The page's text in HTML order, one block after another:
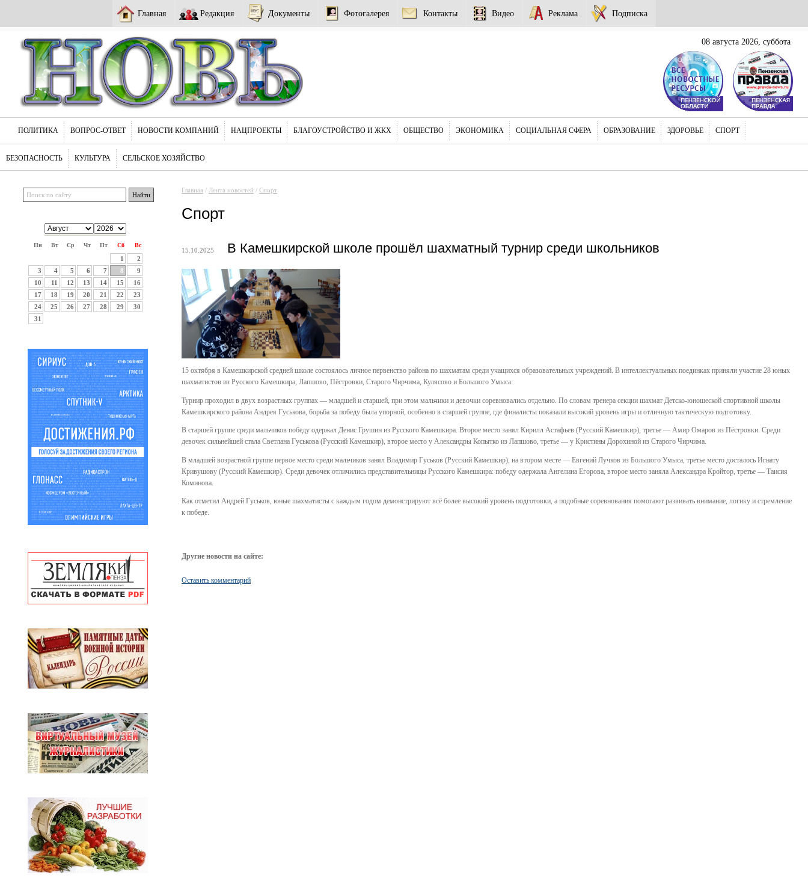
Главная Редакция Документы Фотогалерея Контакты Видео Реклама Подписка
08 августа 2026, суббота
ПОЛИТИКА ВОПРОС-ОТВЕТ НОВОСТИ КОМПАНИЙ НАЦПРОЕКТЫ БЛАГОУСТРОЙСТВО И ЖКХ ОБЩЕСТВО ЭКОНОМИКА СОЦИАЛЬНАЯ СФЕРА ОБРАЗОВАНИЕ ЗДОРОВЬЕ СПОРТ
БЕЗОПАСНОСТЬ КУЛЬТУРА СЕЛЬСКОЕ ХОЗЯЙСТВО
Пн Вт Ср Чт Пт Сб Вс
1
2
3
4 5 6 7 8
9
10
11 12 13 14 15
16
17
18 19 20 21 22
23
24
25 26 27 28 29
30
31
Главная / Лента новостей / Спорт
Спорт
15.10.2025 В Камешкирской школе прошёл шахматный турнир среди школьников
15 октября в Камешкирской средней школе состоялось личное первенство района по шахматам среди учащихся образовательных учреждений. В интеллектуальных поединках приняли участие 28 юных
шахматистов из Русского Камешкира, Лапшово, Пёстровки, Старого Чирчима, Кулясово и Большого Умыса.
Турнир проходил в двух возрастных группах — младшей и старшей, при этом мальчики и девочки соревновались отдельно. По словам тренера секции шахмат Детско-юношеской спортивной школы
Камешкирского района Андрея Гуськова, борьба за победу была упорной, особенно в старшей группе, где финалисты показали высокий уровень игры и отличную тактическую подготовку.
В старшей группе среди мальчиков победу одержал Денис Грушин из Русского Камешкира. Второе место занял Кирилл Астафьев (Русский Камешкир), третье — Амир Омаров из Пёстровки. Среди
девочек сильнейшей стала Светлана Гуськова (Русский Камешкир), второе место у Александры Копытко из Лапшово, третье — у Кристины Дорохиной из Старого Чирчима.
В младшей возрастной группе первое место среди мальчиков занял Владимир Гуськов (Русский Камешкир), на втором месте — Евгений Лучков из Большого Умыса, третье место досталось Игнату
Кривушову (Русский Камешкир). Среди девочек отличились представительницы Русского Камешкира: победу одержала Ангелина Егорова, второе место заняла Александра Кройтор, третье — Таисия
Коминова.
Как отметил Андрей Гуськов, юные шахматисты с каждым годом демонстрируют всё более высокий уровень подготовки, а подобные соревнования помогают развивать внимание, логику и стремление
к победе.
Другие новости на сайте:
Оставить комментарий